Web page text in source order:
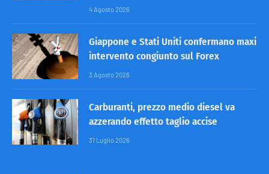
4 Agosto 2026
Giappone e Stati Uniti confermano maxi
intervento congiunto sul Forex
3 Agosto 2026
Carburanti, prezzo medio diesel va
azzerando effetto taglio accise
31 Luglio 2026